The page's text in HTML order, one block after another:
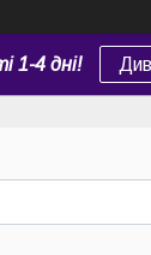
1-4 дні!